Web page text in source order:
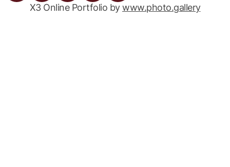
X3 Online Portfolio bywww.photo.gallery